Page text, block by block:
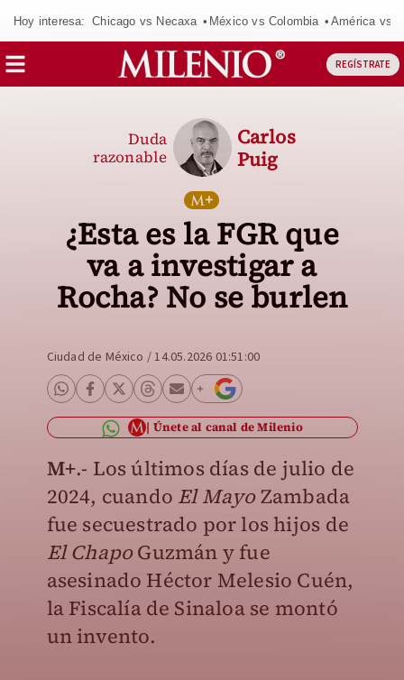
Hoy interesa: Chicago vs Necaxa México vs Colombia América vs
REGÍSTRATE
¿Esta es la FGR que
va a investigar a
Rocha? No se burlen
Duda
razonable
Carlos
Puig
Ciudad de México /14.05.2026 01:51:00
Únete al canal de Milenio
M+.- Los últimos días de julio de
2024, cuando El MayoZambada
fue secuestrado por los hijos de
El ChapoGuzmán y fue
asesinado Héctor Melesio Cuén,
la Fiscalía de Sinaloa se montó
un invento.